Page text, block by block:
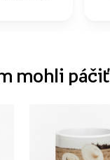
mohli páčiť